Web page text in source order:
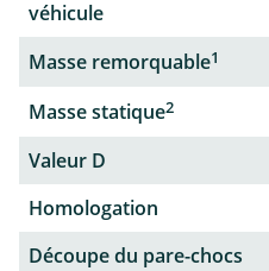
véhicule
Masse remorquable1
Masse statique2
Valeur D
Homologation
Découpe du pare-chocs